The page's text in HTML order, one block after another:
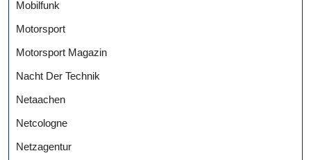
Mobilfunk
Motorsport
Motorsport Magazin
Nacht Der Technik
Netaachen
Netcologne
Netzagentur